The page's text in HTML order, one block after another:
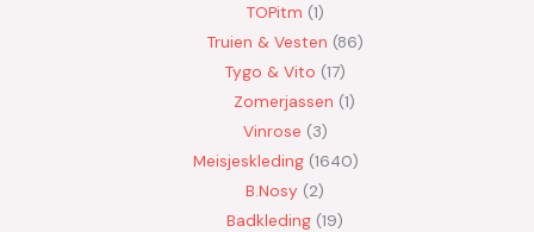
TOPitm 1
Truien & Vesten 86
Tygo & Vito 17
Zomerjassen 1
Vinrose 3
Meisjeskleding 1640
B.Nosy
2
Badkleding 19